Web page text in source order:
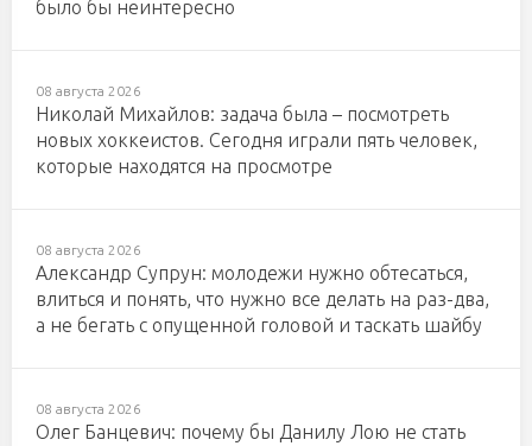
было бы неинтересно
08 августа 2026
Николай Михайлов: задача была – посмотреть
новых хоккеистов. Сегодня играли пять человек,
которые находятся на просмотре
08 августа 2026
Александр Супрун: молодежи нужно обтесаться,
влиться и понять, что нужно все делать на раз-два,
а не бегать с опущенной головой и таскать шайбу
08 августа 2026
Олег Банцевич: почему бы Данилу Лою не стать